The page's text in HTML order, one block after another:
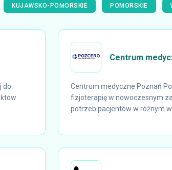
KUJAWSKO-POMORSKIE POMORSKIE
do
Centrum
Centrum medyczne Poznań
fizjoterapię w nowoczesnym
potrzeb pacjentów w różnym